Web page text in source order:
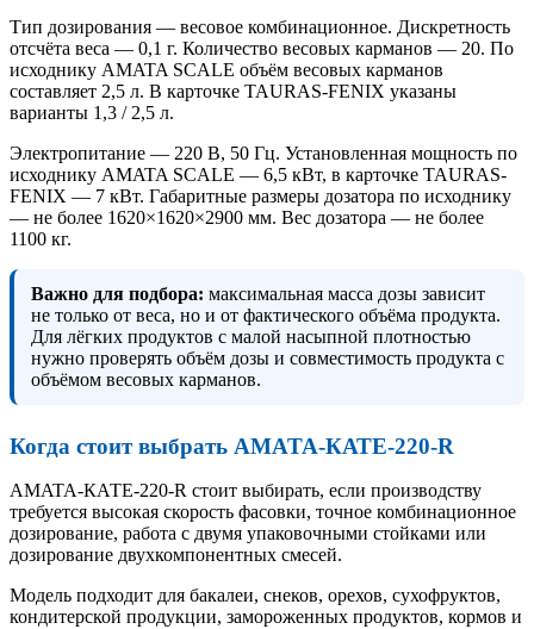
Тип дозирования — весовое комбинационное. Дискретность
отсчёта веса — 0,1 г. Количество весовых карманов — 20. По
исходнику AMATA SCALE объём весовых карманов
составляет 2,5 л. В карточке TAURAS-FENIX указаны
варианты 1,3 / 2,5 л.
Электропитание — 220 В, 50 Гц. Установленная мощность по
исходнику AMATA SCALE — 6,5 кВт, в карточке TAURAS-
FENIX — 7 кВт. Габаритные размеры дозатора по исходнику
— не более 1620×1620×2900 мм. Вес дозатора — не более
1100 кг.
Важно для подбора: максимальная масса дозы зависит
не только от веса, но и от фактического объёма продукта.
Для лёгких продуктов с малой насыпной плотностью
нужно проверять объём дозы и совместимость продукта с
объёмом весовых карманов.
Когда стоит выбрать AMATA-КАТЕ-220-R
AMATA-КАТЕ-220-R стоит выбирать, если производству
требуется высокая скорость фасовки, точное комбинационное
дозирование, работа с двумя упаковочными стойками или
дозирование двухкомпонентных смесей.
Модель подходит для бакалеи, снеков, орехов, сухофруктов,
кондитерской продукции, замороженных продуктов, кормов и